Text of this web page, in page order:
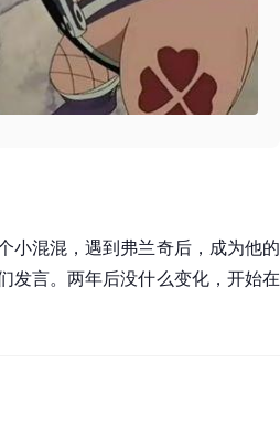
小混混，遇到弗兰奇后，成为他的
发言。两年后没什么变化，开始在